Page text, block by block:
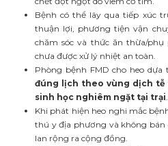
Bệnh có thể lây qua tiếp xúc
thuận lợi, phương tiện vận
chăm sóc và thức ăn thừa/
chưa được xử lý nhiệt an toàn.
Phòng bệnh FMD cho heo dựa
đúng lịch theo vùng dịch tễ
sinh học nghiêm ngặt tại trại.
Khi phát hiện heo nghi mắc
thú y địa phương và không
lan rộng ra cộng đồng.